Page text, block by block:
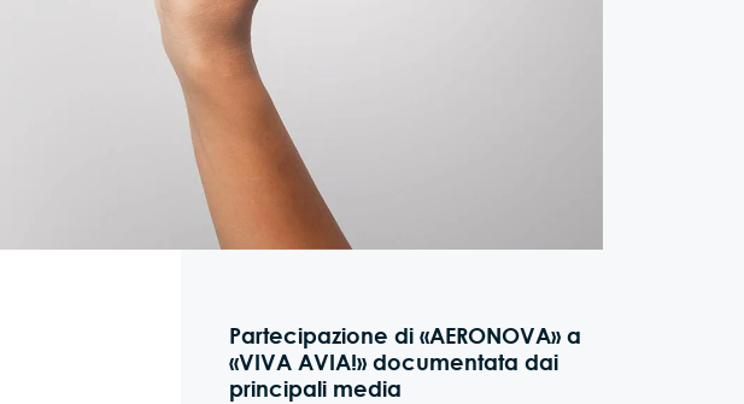
Partecipazione di «AERONOVA» a
«VIVA AVIA!» documentata dai
principali media